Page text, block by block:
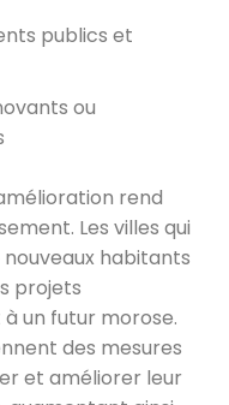
publics et
ou
rend
Les villes qui
habitants
projets
un futur morose.
des mesures
et améliorer leur